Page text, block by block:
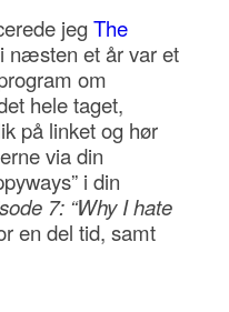
jeg The
næsten et år var et
om
hele taget,
på linket og hør
via din
i din
7: “Why I hate
en del tid, samt